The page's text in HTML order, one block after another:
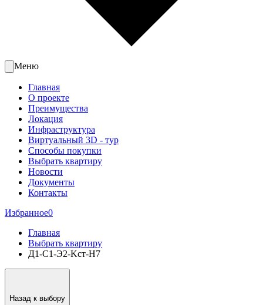
Меню
Главная
О проекте
Преимущества
Локация
Инфраструктура
Виртуальный 3D - тур
Способы покупки
Выбрать квартиру
Новости
Документы
Контакты
Избранное0
Главная
Выбрать квартиру
Д1-C1-Э2-Kст-Н7
Назад к выбору